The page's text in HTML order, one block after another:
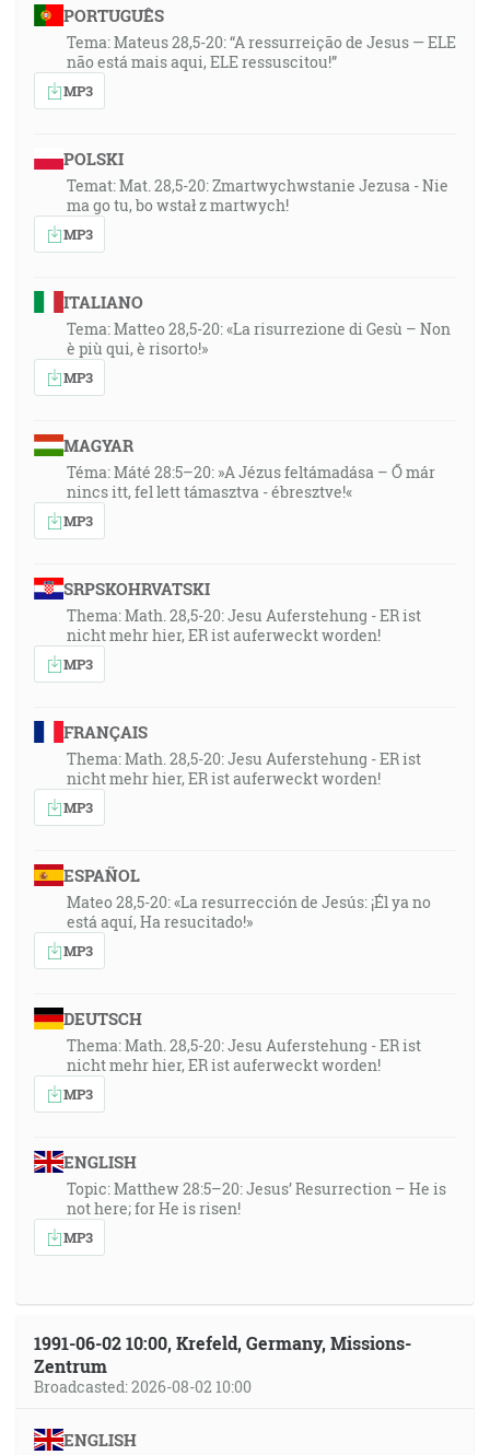
PORTUGUÊS
Tema: Mateus 28,5-20: “A ressurreição de Jesus — ELE
não está mais aqui, ELE ressuscitou!”
MP3
POLSKI
Temat: Mat. 28,5-20: Zmartwychwstanie Jezusa - Nie
ma go tu, bo wstał z martwych!
MP3
ITALIANO
Tema: Matteo 28,5-20: «La risurrezione di Gesù – Non
è più qui, è risorto!»
MP3
MAGYAR
Téma: Máté 28:5–20: »A Jézus feltámadása – Ő már
nincs itt, fel lett támasztva - ébresztve!«
MP3
SRPSKOHRVATSKI
Thema: Math. 28,5-20: Jesu Auferstehung - ER ist
nicht mehr hier, ER ist auferweckt worden!
MP3
FRANÇAIS
Thema: Math. 28,5-20: Jesu Auferstehung - ER ist
nicht mehr hier, ER ist auferweckt worden!
MP3
ESPAÑOL
Mateo 28,5-20: «La resurrección de Jesús: ¡Él ya no
está aquí, Ha resucitado!»
MP3
DEUTSCH
Thema: Math. 28,5-20: Jesu Auferstehung - ER ist
nicht mehr hier, ER ist auferweckt worden!
MP3
ENGLISH
Topic: Matthew 28:5–20: Jesus’ Resurrection – He is
not here; for He is risen!
MP3
1991-06-02 10:00, Krefeld, Germany, Missions-
Zentrum
Broadcasted: 2026-08-02 10:00
ENGLISH